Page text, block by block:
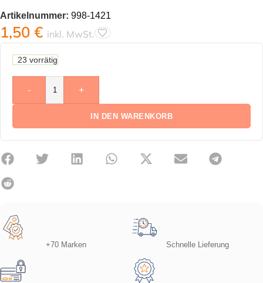
Artikelnummer: 998-1421
1,50 € inkl. MwSt.
23 vorrätig
- +
IN DEN WARENKORB
+70 Marken Schnelle Lieferung